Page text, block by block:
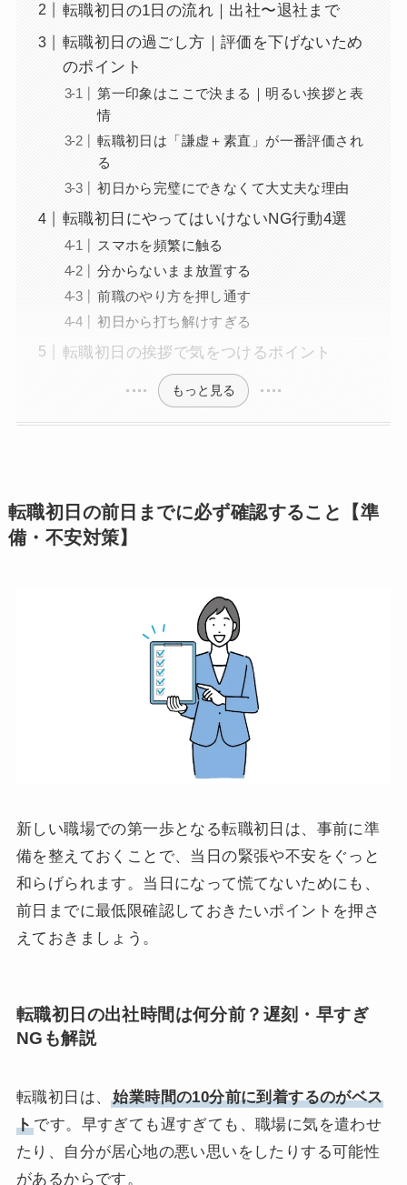
転職初日の1日の流れ｜出社〜退社まで
転職初日の過ごし方｜評価を下げないため
のポイント
第一印象はここで決まる｜明るい挨拶と表
情
転職初日は「謙虚＋素直」が一番評価され
る
初日から完璧にできなくて大丈夫な理由
転職初日にやってはいけないNG行動4選
スマホを頻繁に触る
分からないまま放置する
前職のやり方を押し通す
初日から打ち解けすぎる
転職初日の挨拶で気をつけるポイント
もっと見る
転職初日の前日までに必ず確認すること【準
備・不安対策】
新しい職場での第一歩となる転職初日は、事前に準
備を整えておくことで、当日の緊張や不安をぐっと
和らげられます。当日になって慌てないためにも、
前日までに最低限確認しておきたいポイントを押さ
えておきましょう。
転職初日の出社時間は何分前？遅刻・早すぎ
NGも解説
転職初日は、始業時間の10分前に到着するのがベス
トです。早すぎても遅すぎても、職場に気を遣わせ
たり、自分が居心地の悪い思いをしたりする可能性
があるからです。